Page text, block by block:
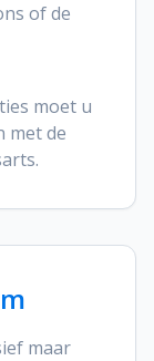
of de
moet u
met de
maar